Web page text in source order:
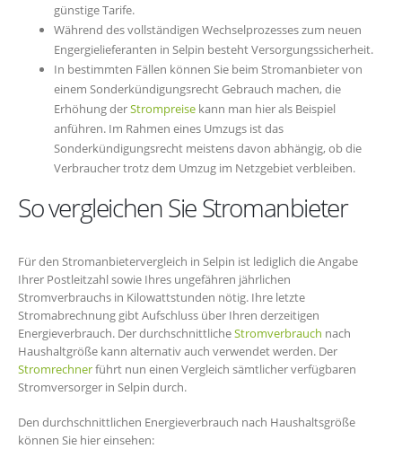
günstige Tarife.
Während des vollständigen Wechselprozesses zum neuen
Engergielieferanten in Selpin besteht Versorgungssicherheit.
In bestimmten Fällen können Sie beim Stromanbieter von
einem Sonderkündigungsrecht Gebrauch machen, die
Erhöhung derStrompreise kann man hier als Beispiel
anführen. Im Rahmen eines Umzugs ist das
Sonderkündigungsrecht meistens davon abhängig, ob die
Verbraucher trotz dem Umzug im Netzgebiet verbleiben.
So vergleichen Sie Stromanbieter
Für den Stromanbietervergleich in Selpin ist lediglich die Angabe
Ihrer Postleitzahl sowie Ihres ungefähren jährlichen
Stromverbrauchs in Kilowattstunden nötig. Ihre letzte
Stromabrechnung gibt Aufschluss über Ihren derzeitigen
Energieverbrauch. Der durchschnittlicheStromverbrauch nach
Haushaltgröße kann alternativ auch verwendet werden. Der
Stromrechnerführt nun einen Vergleich sämtlicher verfügbaren
Stromversorger in Selpin durch.
Den durchschnittlichen Energieverbrauch nach Haushaltsgröße
können Sie hier einsehen: